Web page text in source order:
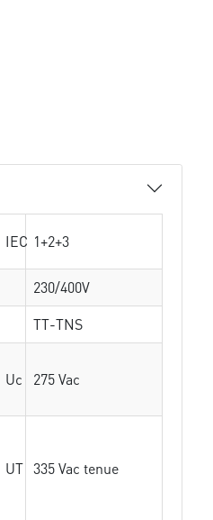
IEC 1+2+3
230/400V
TT-TNS
Uc 275 Vac
UT 335 Vac tenue